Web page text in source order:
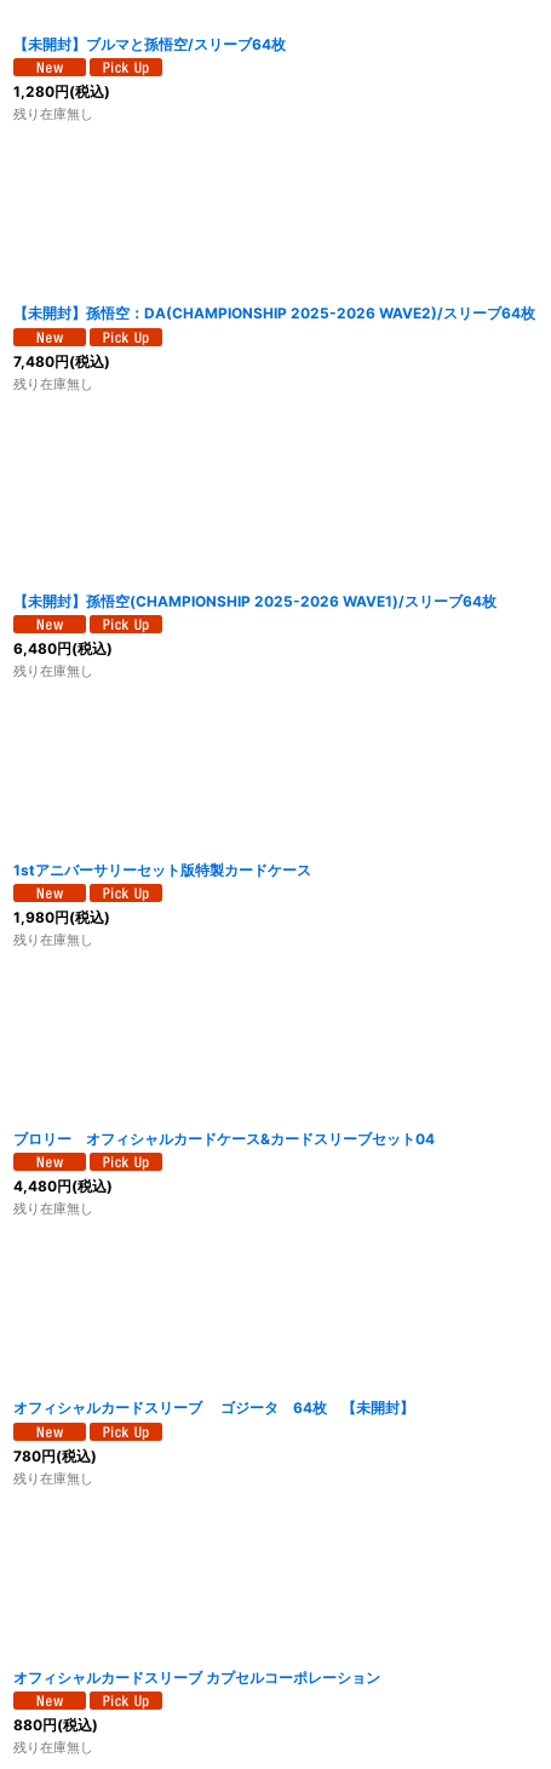
【未開封】ブルマと孫悟空/スリーブ64枚
1,280円(税込)
残り在庫無し
【未開封】孫悟空：DA(CHAMPIONSHIP 2025-2026 WAVE2)/スリーブ64枚
7,480円(税込)
残り在庫無し
【未開封】孫悟空(CHAMPIONSHIP 2025-2026 WAVE1)/スリーブ64枚
6,480円(税込)
残り在庫無し
1stアニバーサリーセット版特製カードケース
1,980円(税込)
残り在庫無し
ブロリー オフィシャルカードケース&カードスリーブセット04
4,480円(税込)
残り在庫無し
オフィシャルカードスリーブ ゴジータ 64枚 【未開封】
780円(税込)
残り在庫無し
オフィシャルカードスリーブ カプセルコーポレーション
880円(税込)
残り在庫無し